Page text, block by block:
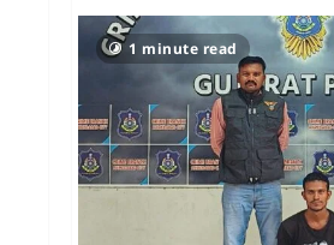
1 minute read